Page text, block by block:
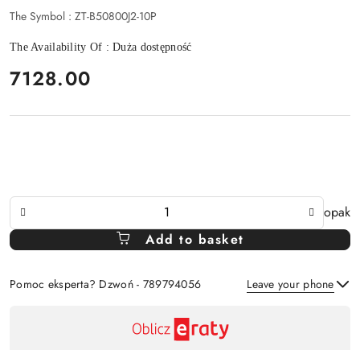
The Symbol : ZT-B50800J2-10P
The Availability Of :Duża dostępność
price:
7128.00
opak
Add to basket
Pomoc eksperta? Dzwoń - 789794056 Leave your phone